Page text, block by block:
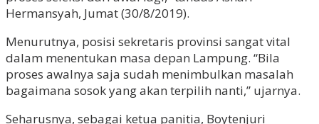
Hermansyah, Jumat (30/8/2019).
Menurutnya, posisi sekretaris provinsi sangat vital
dalam menentukan masa depan Lampung. “Bila
proses awalnya saja sudah menimbulkan masalah
bagaimana sosok yang akan terpilih nanti,” ujarnya.
Seharusnya, sebagai ketua panitia, Boytenjuri